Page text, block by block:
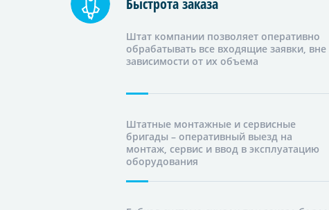
Быстрота заказа
Штат компании позволяет оперативно
обрабатывать все входящие заявки, вне
зависимости от их объема
Штатные монтажные и сервисные
бригады – оперативный выезд на
монтаж, сервис и ввод в эксплуатацию
оборудования